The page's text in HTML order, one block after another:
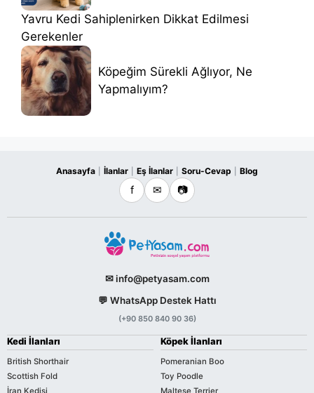
Yavru Kedi Sahiplenirken Dikkat Edilmesi
Gerekenler
Köpeğim Sürekli Ağlıyor, Ne
Yapmalıyım?
Anasayfa İlanlar Eş İlanlar Soru-Cevap Blog
f ✉ 📷
✉ info@petyasam.com
💬 WhatsApp Destek Hattı
(+90 850 840 90 36)
Kedi İlanları
British Shorthair
Scottish Fold
İran Kedisi
Köpek İlanları
Pomeranian Boo
Toy Poodle
Maltese Terrier